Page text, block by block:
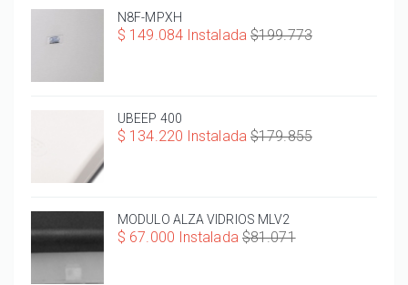
N8F-MPXH
$ 149.084 Instalada $199.773
UBEEP 400
$ 134.220 Instalada $179.855
MODULO ALZA VIDRIOS MLV2
$ 67.000 Instalada $81.071